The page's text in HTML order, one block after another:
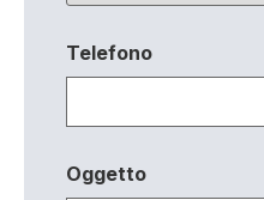
Telefono
Oggetto